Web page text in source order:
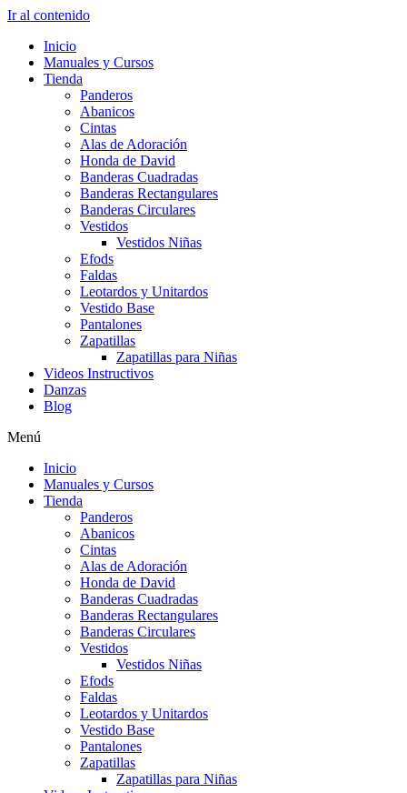
Ir al contenido
Inicio
Manuales y Cursos
Tienda
Panderos
Abanicos
Cintas
Alas de Adoración
Honda de David
Banderas Cuadradas
Banderas Rectangulares
Banderas Circulares
Vestidos
Vestidos Niñas
Efods
Faldas
Leotardos y Unitardos
Vestido Base
Pantalones
Zapatillas
Zapatillas para Niñas
Videos Instructivos
Danzas
Blog
Menú
Inicio
Manuales y Cursos
Tienda
Panderos
Abanicos
Cintas
Alas de Adoración
Honda de David
Banderas Cuadradas
Banderas Rectangulares
Banderas Circulares
Vestidos
Vestidos Niñas
Efods
Faldas
Leotardos y Unitardos
Vestido Base
Pantalones
Zapatillas
Zapatillas para Niñas